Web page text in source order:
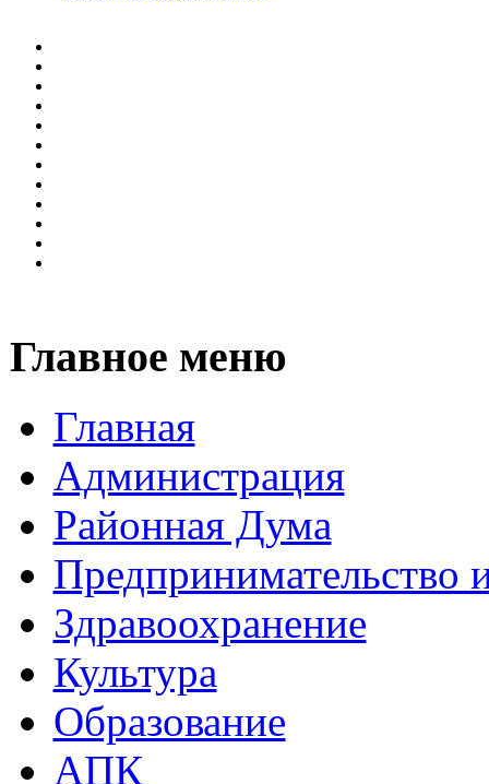
Главное меню
Главная
Администрация
Районная Дума
Предпринимательство
Здравоохранение
Культура
Образование
АПК